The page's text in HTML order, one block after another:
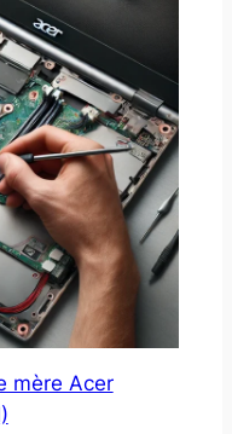
mère Acer